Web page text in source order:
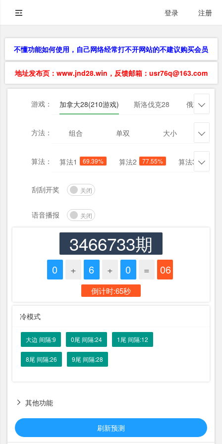
登录 注册
不懂功能如何使用，自己网络经常打不开网站的不建议购买会员
地址发布页：www.jnd28.win，反馈邮箱：usr76q@163.com
游戏： 加拿大28(210游戏) 斯洛伐克28 俄勒冈28

方法： 组合 单双 大小 
算法： 算法1 69.39% 算法2 77.55% 算法3 85.71%

刮刮开奖 关闭
语音播报 关闭
3466733期
0 + 6 + 0 = 06
倒计时:64秒
冷模式
大边 间隔:9 0尾 间隔:24 1尾 间隔:12
8尾 间隔:26 9尾 间隔:28
其他功能

刷新预测